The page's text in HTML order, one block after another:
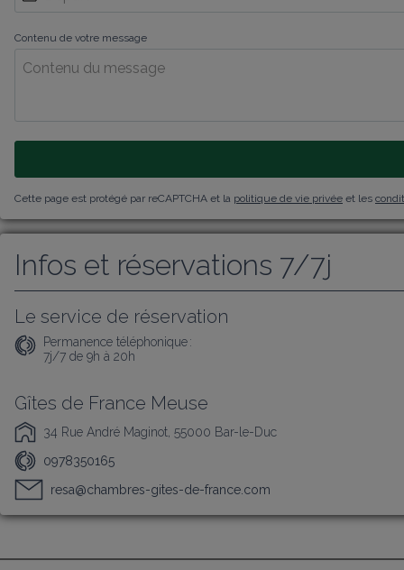
Contenu de votre message
Cette page est protégé par reCAPTCHA et la politique de vie privée et les
Infos et réservations 7/7j
Le service de réservation
Permanence téléphonique :
7j/7 de 9h à 20h
Gîtes de France Meuse
34 Rue André Maginot, 55000 Bar-le-Duc
0978350165
resa@chambres-gites-de-france.com